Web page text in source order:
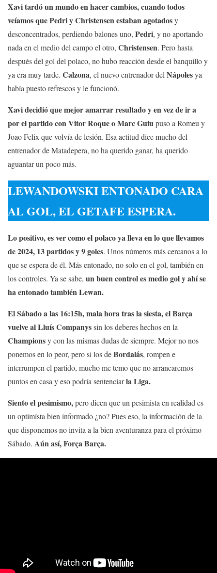
Xavi tardó un mundo en hacer cambios, cuando todos
veíamos que Pedri y Christensen estaban agotadosy
desconcentrados, perdiendo balones uno, Pedri, y no aportando
nada en el medio del campo el otro, Christensen. Pero hasta
después del gol del polaco, no hubo reacción desde el banquillo y
ya era muy tarde. Calzona, el nuevo entrenador del Nápolesya
había puesto refrescos y le funcionó.
Xavi decidió que mejor amarrar resultado y en vez de ir a
por el partido con Vitor Roque o Marc Guiupuso a Romeu y
Joao Felix que volvía de lesión. Esa actitud dice mucho del
entrenador de Matadepera, no ha querido ganar, ha querido
aguantar un poco más.
LEWANDOWSKI ENTONADO CARA
AL GOL, EL GETAFE ESPERA.
Lo positivo, es ver como el polaco ya lleva en lo que llevamos
de 2024, 13 partidos y 9 goles. Unos números más cercanos a lo
que se espera de él. Más entonado, no solo en el gol, también en
los controles. Ya se sabe, un buen control es medio gol y ahí se
ha entonado también Lewan.
El Sábado a las 16:15h, mala hora tras la siesta, el Barça
vuelve al Lluís Companyssin los deberes hechos en la
Championsy con las mismas dudas de siempre. Mejor no nos
ponemos en lo peor, pero si los deBordalás, rompen e
interrumpen el partido, mucho me temo que no arrancaremos
puntos en casa y eso podría sentenciarla Liga.
Siento el pesimísmo,pero dicen que un pesimista en realidad es
un optimísta bien informado ¿no? Pues eso, la información de la
que disponemos no invita a la bien aventuranza para el próximo
Sábado. Aún así, Força Barça.